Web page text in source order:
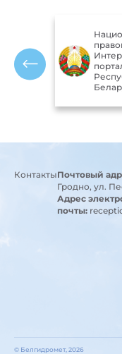
КонтактыПочтовый
Гродно, ул.
Адрес
почты:
© Белгидромет, 2026